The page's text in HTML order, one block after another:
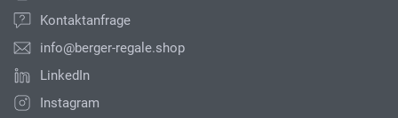
Kontaktanfrage
info@berger-regale.shop
LinkedIn
Instagram